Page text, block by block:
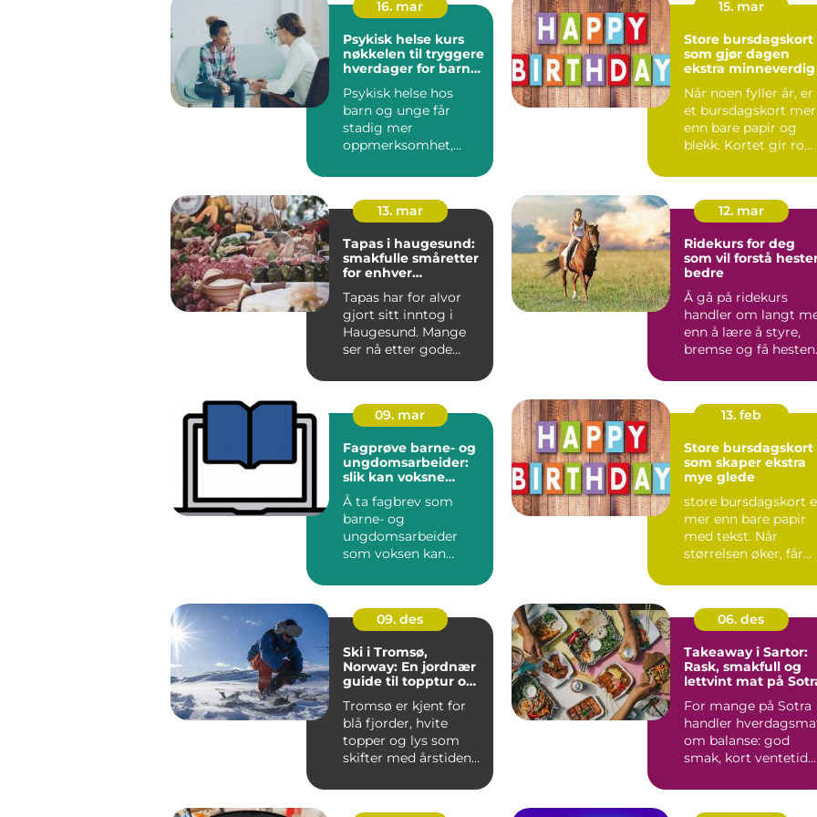
16. mar
Psykisk helse kurs
nøkkelen til tryggere
hverdager for barn
Psykisk helse hos
barn og unge får
stadig mer
oppmerksomhet,
barnehage og hjem.
Flere ...
15. mar
Store bursdagskort
som gjør dagen
ekstra minneverdig
Når noen fyller år, er
et bursdagskort mer
enn bare papir og
blekk. Kortet gir rom
13. mar
Tapas i haugesund:
smakfulle småretter
for enhver
Tapas har for alvor
gjort sitt inntog i
Haugesund. Mange
ser nå etter gode
tradisjo...
12. mar
Ridekurs for deg
som vil forstå
bedre
Å gå på ridekurs
handler om langt
enn å lære å styre,
bremse og få
bl...
09. mar
Fagprøve barne- og
ungdomsarbeider:
slik kan voksne
lykkes
Å ta fagbrev som
barne- og
ungdomsarbeider
som voksen kan
spennende og
krevende. M...
13. feb
Store bursdagskort
som skaper ekstra
mye glede
store bursdagskort
mer enn bare papir
med tekst. Når
størrelsen øker, får
båd...
09. des
Ski i Tromsø,
Norway: En jordnær
guide til topptur og
Tromsø er kjent for
blå fjorder, hvite
topper og lys som
skifter med årstidene.
06. des
Takeaway i Sartor:
Rask, smakfull og
lettvint mat på
For mange på Sotra
handler
om balanse: god
smak, kort ventetid